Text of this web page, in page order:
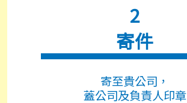
2
寄件
寄至貴公司，
蓋公司及負責人印章